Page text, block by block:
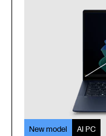
New model AI PC
New model AI PC